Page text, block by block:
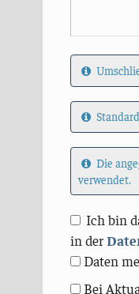
Die
verwendet.
Ich bin
in der
Daten
Bei